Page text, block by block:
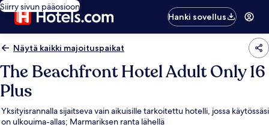
Siirry sivun pääosioon
Hanki sovellus
Näytä kaikki majoituspaikat
The Beachfront Hotel Adult Only 16
Plus
Yksityisrannalla sijaitseva vain aikuisille tarkoitettu hotelli, jossa käytössäsi
on ulkouima-allas; Marmariksen ranta lähellä